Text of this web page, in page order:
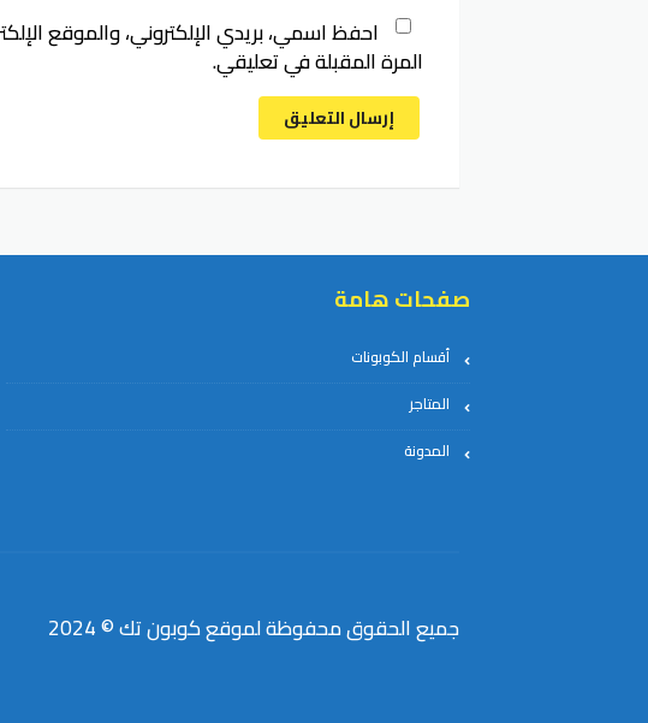
احفظ اسمي، بريدي الإلكتروني، والموقع
المرة المقبلة في تعليقي.
إرسال التعليق
صفحات هامة
أقسام الكوبونات
المتاجر
المدونة
جميع الحقوق محفوظة لموقع كوبون تك © 2024